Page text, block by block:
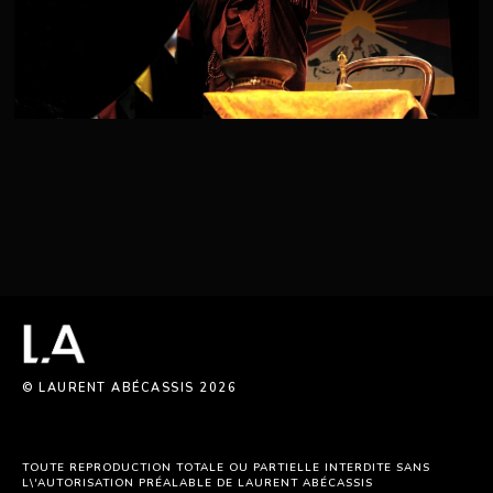
© LAURENT ABÉCASSIS 2026
TOUTE REPRODUCTION TOTALE OU PARTIELLE INTERDITE SANS
L\'AUTORISATION PRÉALABLE DE LAURENT ABÉCASSIS